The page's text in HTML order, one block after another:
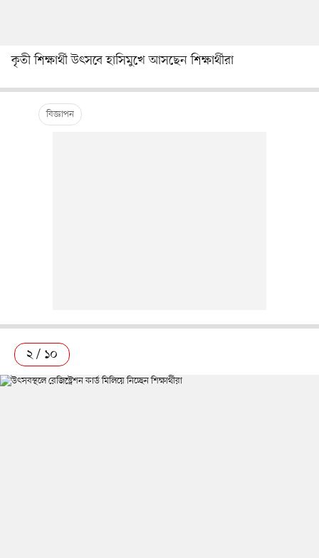
কৃতী শিক্ষার্থী উৎসবে হাসিমুখে আসছেন শিক্ষার্থীরা
২ / ১০